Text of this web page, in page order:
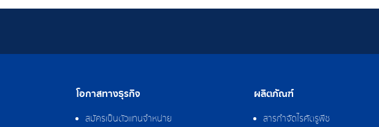
โอกาสทางธุรกิจ
สมัครเป็นตัวแทนจำหน่าย
ผลิตภัณฑ์
สารกำจัดไรศัตรูพืช